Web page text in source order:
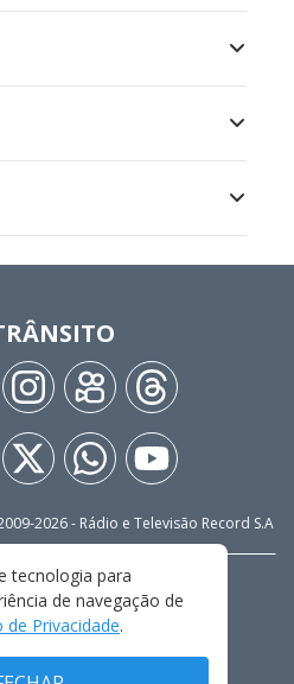
2026- Rádio e Televisão Record S.A
PRIVACIDADE
DE USO
tecnologia para
de navegação de
de Privacidade.